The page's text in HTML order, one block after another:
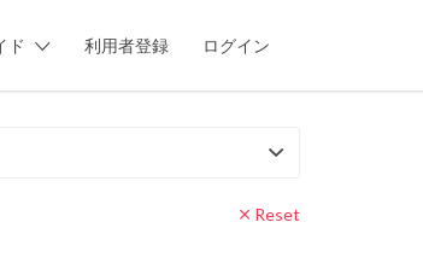
ド 利用者登録 ログイン
Reset